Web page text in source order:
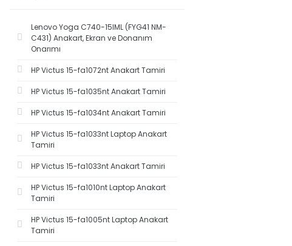
Lenovo Yoga C740-15IML (FYG41 NM-
C431) Anakart, Ekran ve Donanım
Onarımı
HP Victus 15-fa1072nt Anakart Tamiri
HP Victus 15-fa1035nt Anakart Tamiri
HP Victus 15-fa1034nt Anakart Tamiri
HP Victus 15-fa1033nt Laptop Anakart
Tamiri
HP Victus 15-fa1033nt Anakart Tamiri
HP Victus 15-fa1010nt Laptop Anakart
Tamiri
HP Victus 15-fa1005nt Laptop Anakart
Tamiri